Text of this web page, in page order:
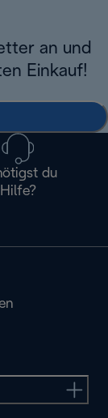
an und
Einkauf!
du
Hilfe?